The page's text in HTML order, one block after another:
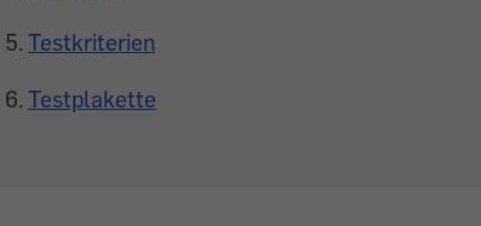
Testkriterien
Testplakette